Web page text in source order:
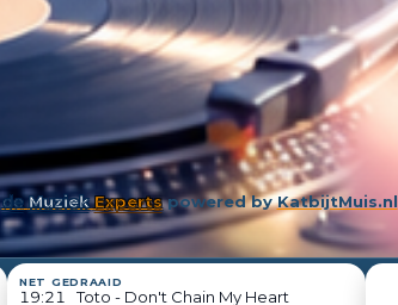
de Muziek Expertspowered byKatbijtMuis.nl
NET GEDRAAID
19:21 Toto - Don't Chain My Heart